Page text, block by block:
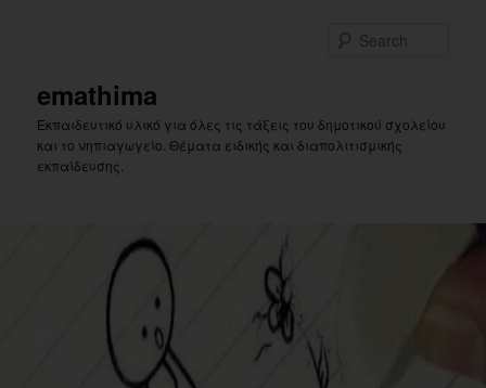
emathima
Εκπαιδευτικό υλικό για όλες τις τάξεις του δημοτικού σχολείου
και το νηπιαγωγείο. Θέματα ειδικής και διαπολιτισμικής
εκπαίδευσης.